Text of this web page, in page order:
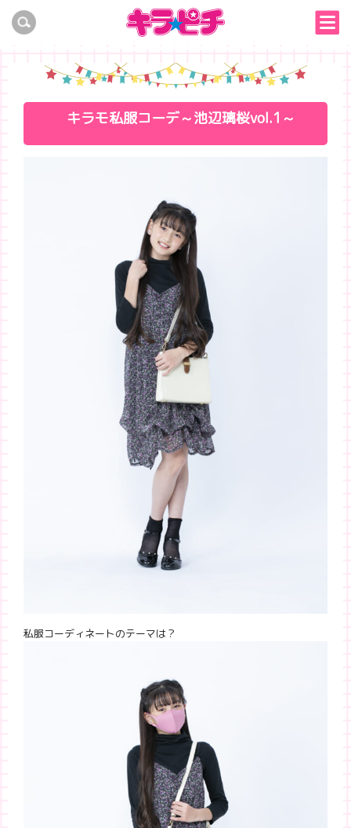
キラモ私服コーデ～池辺璃桜vol.1～
私服コーディネートのテーマは？